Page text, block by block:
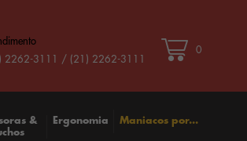
2262-3111 / (21) 2262-3111
0
&
Ergonomia Maniacos por...